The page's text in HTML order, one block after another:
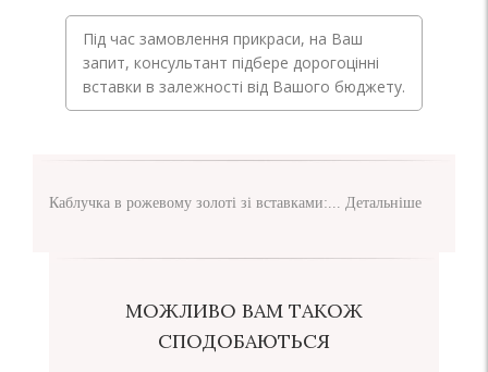
Під час замовлення прикраси, на Ваш
запит, консультант підбере дорогоцінні
вставки в залежності від Вашого бюджету.
Каблучка в рожевому золоті зі вставками:... Детальніше
МОЖЛИВО ВАМ ТАКОЖ
СПОДОБАЮТЬСЯ